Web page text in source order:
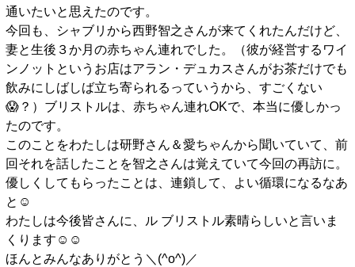
通いたいと思えたのです。
今回も、シャブリから西野智之さんが来てくれたんだけど、
妻と生後３か月の赤ちゃん連れでした。（彼が経営するワイ
ンノットというお店はアラン・デュカスさんがお茶だけでも
飲みにしばしば立ち寄られるっていうから、すごくない
😱？）ブリストルは、赤ちゃん連れOKで、本当に優しかっ
たのです。
このことをわたしは研野さん＆愛ちゃんから聞いていて、前
回それを話したことを智之さんは覚えていて今回の再訪に。
優しくしてもらったことは、連鎖して、よい循環になるなあ
と☺️
わたしは今後皆さんに、ル ブリストル素晴らしいと言いま
くります☺️☺️
ほんとみんなありがとう＼(^o^)／